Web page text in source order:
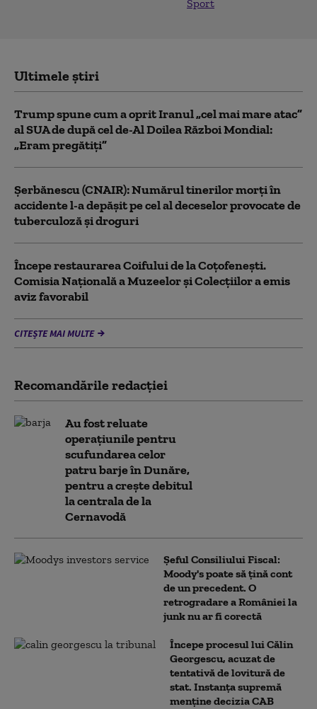
Sport
Ultimele știri
Trump spune cum a oprit Iranul „cel mai mare atac”
al SUA de după cel de-Al Doilea Război Mondial:
„Eram pregătiți”
Şerbănescu (CNAIR): Numărul tinerilor morţi în
accidente l-a depăşit pe cel al deceselor provocate de
tuberculoză şi droguri
Începe restaurarea Coifului de la Coțofenești.
Comisia Naţională a Muzeelor şi Colecţiilor a emis
aviz favorabil
CITEȘTE MAI MULTE
Recomandările redacţiei
Au fost reluate
operațiunile pentru
scufundarea celor
patru barje în Dunăre,
pentru a crește debitul
la centrala de la
Cernavodă
Șeful Consiliului Fiscal:
Moody's poate să țină cont
de un precedent. O
retrogradare a României la
junk nu ar fi corectă
Începe procesul lui Călin
Georgescu, acuzat de
tentativă de lovitură de
stat. Instanța supremă
menține decizia CAB